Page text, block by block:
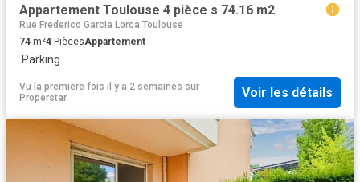
Appartement Toulouse 4 pièce s 74.16 m2
Rue Frederico Garcia Lorca Toulouse
74 m²4 PiècesAppartement
·Parking
Vu la première fois il y a 2 semaines sur
Properstar
Voir les détails